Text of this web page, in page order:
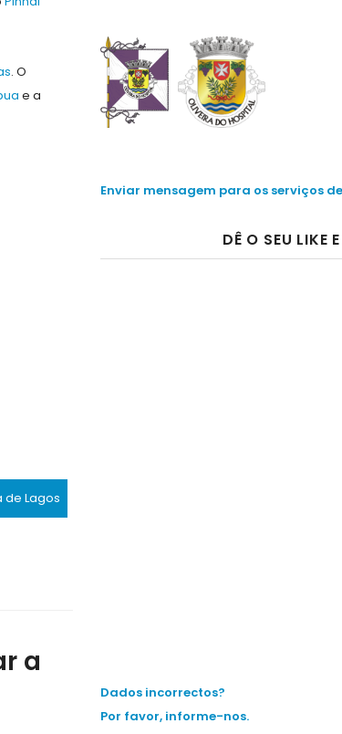
. O
e a
de Lagos
a
Enviar mensagem para os serviços
DÊ O SEU LIKE
Dados incorrectos?
Por favor, informe-nos.